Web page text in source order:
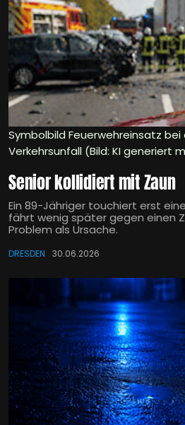
Symbolbild Feuerwehreinsatz
Verkehrsunfall (Bild: KI generiert
Senior kollidiert mit Zaun
Ein 89-Jähriger touchiert erst
fährt wenig später gegen einen
Problem als Ursache.
DRESDEN 30.06.2026